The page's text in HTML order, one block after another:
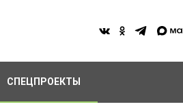
СПЕЦПРОЕКТЫ